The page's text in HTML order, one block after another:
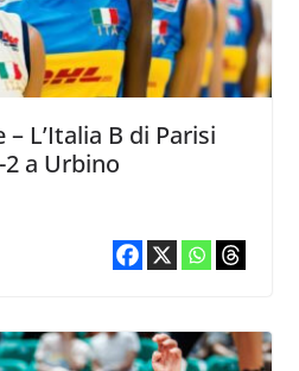
L’Italia B di Parisi
a Urbino